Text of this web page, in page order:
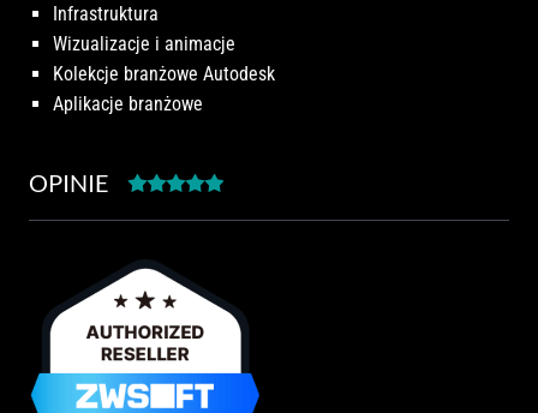
Infrastruktura
Wizualizacje i animacje
Kolekcje branżowe Autodesk
Aplikacje branżowe
OPINIE